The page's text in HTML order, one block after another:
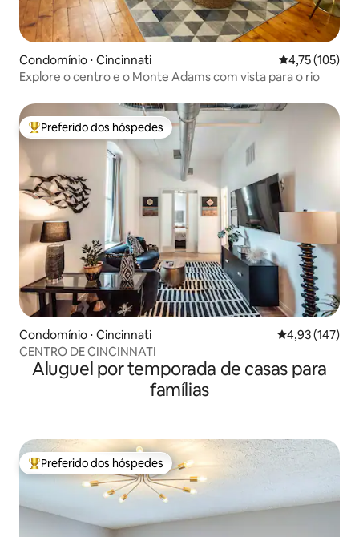
Condomínio ⋅ Cincinnati 4,75 de uma
4,75 (105)
Explore o centro e o Monte Adams com vista para o rio
Entre os melhores preferidos dos hóspedes
Preferido dos hóspedes
Condomínio ⋅ Cincinnati 4,93 de uma
4,93 (147)
CENTRO DE CINCINNATI
Aluguel por temporada de casas para
famílias
Entre os melhores preferidos dos hóspedes
Preferido dos hóspedes